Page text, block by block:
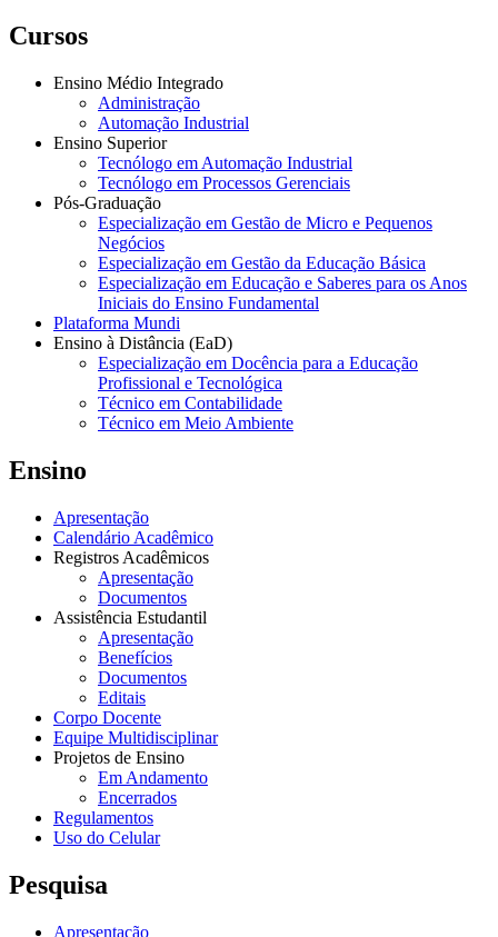
Cursos
Ensino Médio Integrado
Administração
Automação Industrial
Ensino Superior
Tecnólogo em Automação Industrial
Tecnólogo em Processos Gerenciais
Pós-Graduação
Especialização em Gestão de Micro e Pequenos
Negócios
Especialização em Gestão da Educação Básica
Especialização em Educação e Saberes para os Anos
Iniciais do Ensino Fundamental
Plataforma Mundi
Ensino à Distância (EaD)
Especialização em Docência para a Educação
Profissional e Tecnológica
Técnico em Contabilidade
Técnico em Meio Ambiente
Ensino
Apresentação
Calendário Acadêmico
Registros Acadêmicos
Apresentação
Documentos
Assistência Estudantil
Apresentação
Benefícios
Documentos
Editais
Corpo Docente
Equipe Multidisciplinar
Projetos de Ensino
Em Andamento
Encerrados
Regulamentos
Uso do Celular
Pesquisa
Apresentação